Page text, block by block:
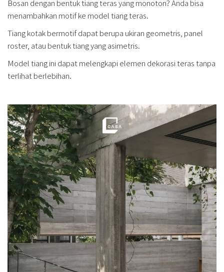
Bosan dengan bentuk tiang teras yang monoton? Anda bisa
menambahkan motif ke model tiang teras.
Tiang kotak bermotif dapat berupa ukiran geometris, panel
roster, atau bentuk tiang yang asimetris.
Model tiang ini dapat melengkapi elemen dekorasi teras tanpa
terlihat berlebihan.